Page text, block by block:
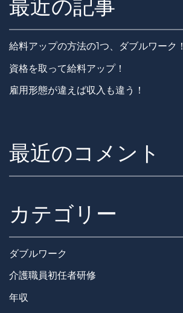
最近の記事
給料アップの方法の1つ、ダブルワーク！
資格を取って給料アップ！
雇用形態が違えば収入も違う！
最近のコメント
カテゴリー
ダブルワーク
介護職員初任者研修
年収